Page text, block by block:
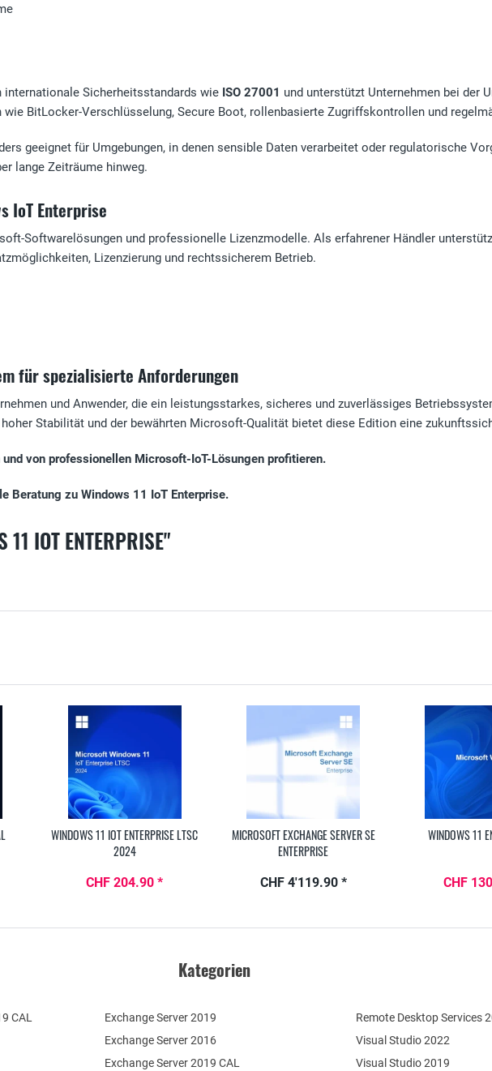
Sicherheitsstandards wie ISO 27001 und unterstützt Unternehmen bei der
BitLocker-Verschlüsselung, Secure Boot, rollenbasierte Zugriffskontrollen und
geeignet für Umgebungen, in denen sensible Daten verarbeitet oder regulatorische
lange Zeiträume hinweg.
IoT Enterprise
Softwarelösungen und professionelle Lizenzmodelle. Als erfahrener Händler
Lizenzierung und rechtssicherem Betrieb.
für spezialisierte Anforderungen
und Anwender, die ein leistungsstarkes, sicheres und zuverlässiges
Stabilität und der bewährten Microsoft-Qualität bietet diese Edition eine
von professionellen Microsoft-IoT-Lösungen profitieren.
Beratung zu Windows 11 IoT Enterprise.
11 IOT ENTERPRISE"
WINDOWS 11 IOT ENTERPRISE LTSC
2024
CHF 204.90 *
MICROSOFT EXCHANGE SERVER SE
ENTERPRISE
CHF 4'119.90 *
WINDOWS 11
CHF
Kategorien
Exchange Server 2019
Exchange Server 2016
CAL Remote Desktop Services
Exchange Server 2019 CAL
Visual Studio 2022
Visual Studio 2019